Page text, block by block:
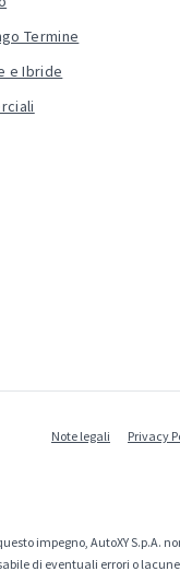
Termine
e Ibride
Note legali Privacy
impegno, AutoXY S.p.A.
di eventuali errori o